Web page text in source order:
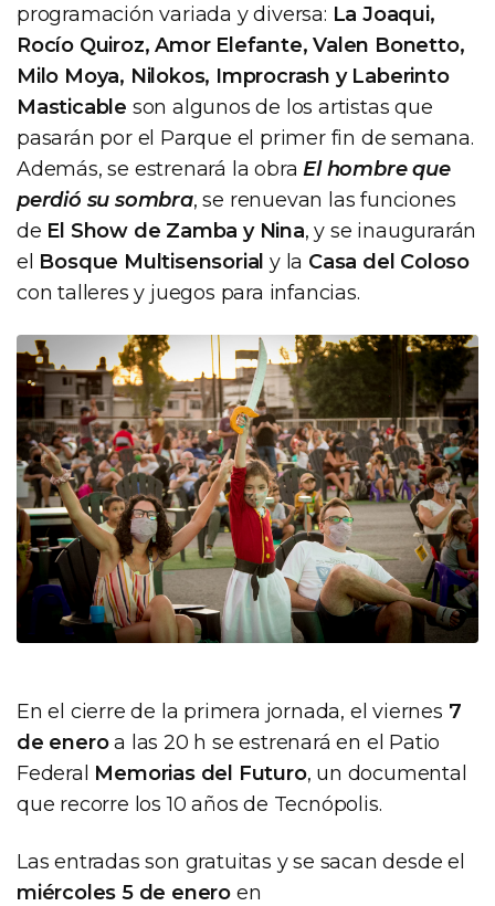
programación variada y diversa: La Joaqui,
Rocío Quiroz, Amor Elefante, Valen Bonetto,
Milo Moya, Nilokos, Improcrash y Laberinto
Masticable son algunos de los artistas que
pasarán por el Parque el primer fin de semana.
Además, se estrenará la obraEl hombre que
perdió su sombra, se renuevan las funciones
de El Show de Zamba y Nina, y se inaugurarán
el Bosque Multisensorial y la Casa del Coloso
con talleres y juegos para infancias.
En el cierre de la primera jornada, el viernes 7
de eneroa las 20 h se estrenará en el Patio
Federal Memorias del Futuro, un documental
que recorre los 10 años de Tecnópolis.
Las entradas son gratuitas y se sacan desde el
miércoles 5 de enero en